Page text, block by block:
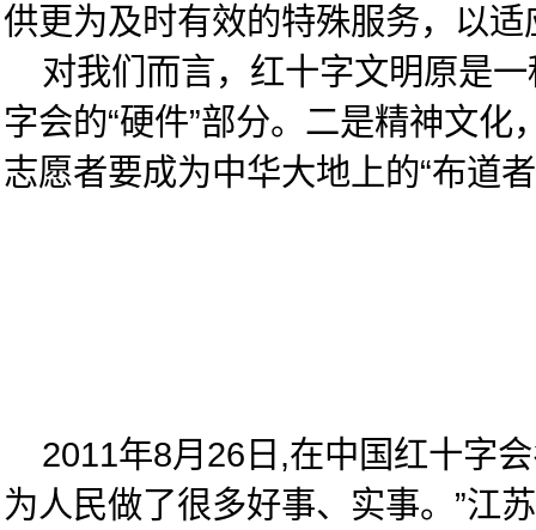
供更为及时有效的特殊服务，以
对我们而言，红十字文明原是一
字会的“硬件”部分。二是精神文
志愿者要成为中华大地上的“布道
2011年8月26日,在中国红十字会
为人民做了很多好事、实事。”江